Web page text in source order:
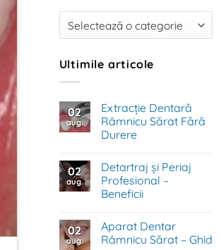
Categorii
Ultimile articole
02
aug.
Extracție Dentară
Râmnicu Sărat Fără
Durere
la
Extracție
Dentară
Râmnicu
Durere
02
aug.
Detartraj și Periaj
Profesional –
Beneficii
la
Detartraj
și
02
aug.
Aparat Dentar
Râmnicu Sărat – Ghid